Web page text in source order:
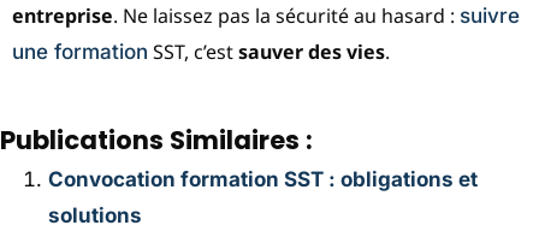
entreprise. Ne laissez pas la sécurité au hasard : suivre
une formation SST, c’estsauver des vies.
Publications Similaires :
Convocation formation SST : obligations et
solutions